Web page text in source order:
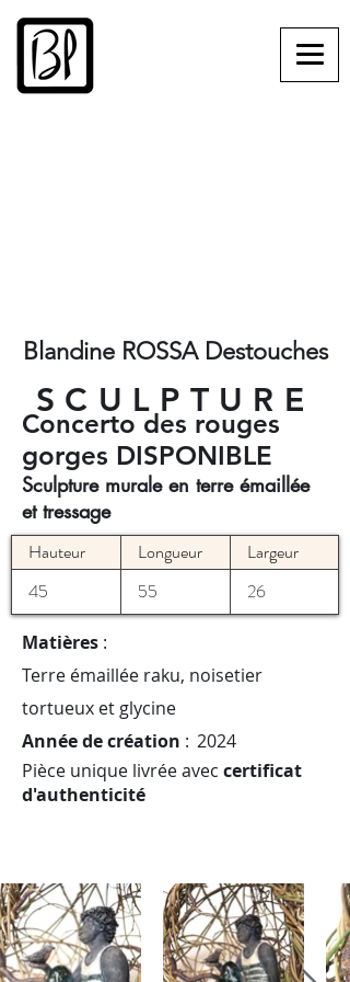
Blandine ROSSA Destouches
SCULPTURE
Concerto des rouges
gorges DISPONIBLE
Sculpture murale en terre émaillée
et tressage
Hauteur Longueur
Largeur
45
55 26
Matières :
Terre émaillée raku, noisetier
tortueux et glycine
Année de création : 2024
Pièce unique livrée avec certificat
d'authenticité